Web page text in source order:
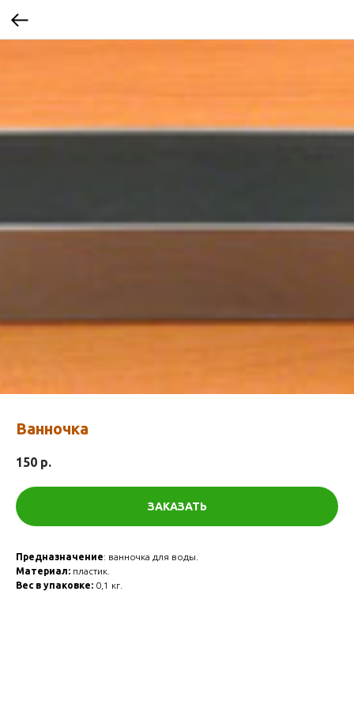
Ванночка
150 р.
ЗАКАЗАТЬ
Предназначение: ванночка для воды.
Материал: пластик.
Вес в упаковке: 0,1 кг.